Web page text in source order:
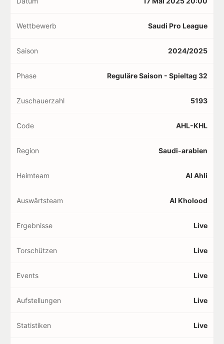
Wettbewerb Saudi Pro League
Saison 2024/2025
Phase Reguläre Saison - Spieltag 32
Zuschauerzahl 5193
Code AHL-KHL
Region Saudi-arabien
Heimteam Al Ahli
Auswärtsteam Al Kholood
Ergebnisse Live
Torschützen Live
Events Live
Aufstellungen Live
Statistiken Live